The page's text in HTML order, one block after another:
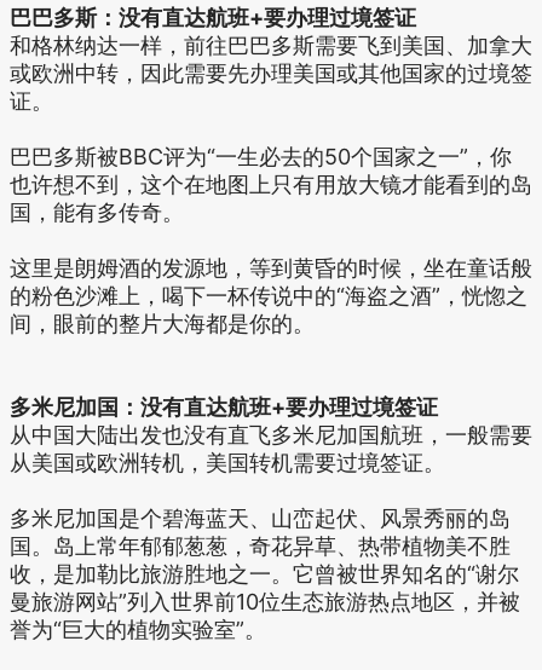
巴巴多斯：没有直达航班+要办理过境签证
和格林纳达一样，前往巴巴多斯需要飞到美国、加拿大
或欧洲中转，因此需要先办理美国或其他国家的过境签
证。
巴巴多斯被BBC评为“一生必去的50个国家之一”，你
也许想不到，这个在地图上只有用放大镜才能看到的岛
国，能有多传奇。
这里是朗姆酒的发源地，等到黄昏的时候，坐在童话般
的粉色沙滩上，喝下一杯传说中的“海盗之酒”，恍惚之
间，眼前的整片大海都是你的。
多米尼加国：没有直达航班+要办理过境签证
从中国大陆出发也没有直飞多米尼加国航班，一般需要
从美国或欧洲转机，美国转机需要过境签证。
多米尼加国是个碧海蓝天、山峦起伏、风景秀丽的岛
国。岛上常年郁郁葱葱，奇花异草、热带植物美不胜
收，是加勒比旅游胜地之一。它曾被世界知名的“谢尔
曼旅游网站”列入世界前10位生态旅游热点地区，并被
誉为“巨大的植物实验室”。